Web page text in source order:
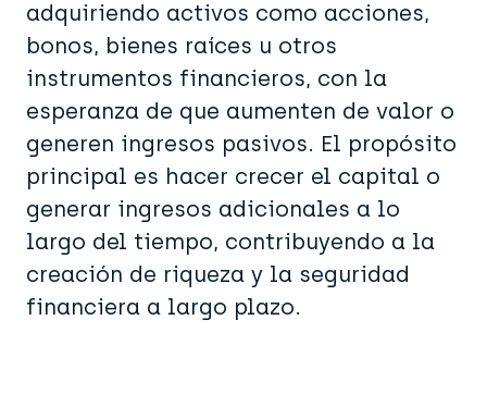
adquiriendo activos como acciones,
bonos, bienes raíces u otros
instrumentos financieros, con la
esperanza de que aumenten de valor o
generen ingresos pasivos. El propósito
principal es hacer crecer el capital o
generar ingresos adicionales a lo
largo del tiempo, contribuyendo a la
creación de riqueza y la seguridad
financiera a largo plazo.